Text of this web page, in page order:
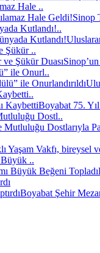
Hale ..
Sinop
Kutlandı!..
Şükür ..
ile Onurl..
Boyabat 75.
Dostl..
Yaşam Vakfı, bireysel
..
Boyabat Şehir